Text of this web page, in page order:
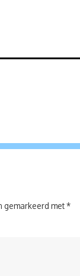
gemarkeerd met*